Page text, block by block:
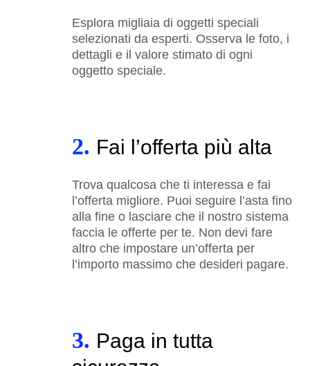
Esplora migliaia di oggetti speciali
selezionati da esperti. Osserva le foto, i
dettagli e il valore stimato di ogni
oggetto speciale.
2. Fai l’offerta più alta
Trova qualcosa che ti interessa e fai
l’offerta migliore. Puoi seguire l’asta fino
alla fine o lasciare che il nostro sistema
faccia le offerte per te. Non devi fare
altro che impostare un’offerta per
l’importo massimo che desideri pagare.
3. Paga in tutta